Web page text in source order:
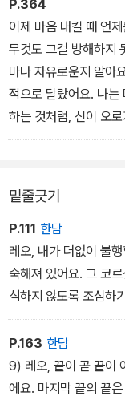
P.364
이제 마음 내킬 때 언
무것도 그걸 방해하지
마나 자유로운지 알아
적으로 달랐어요. 나는
하는 것처럼, 신이 오
렇게 당신을 볼 수 있었
밑줄긋기
P.111 한담
레오, 내가 더없이 불
숙해져 있어요. 그 코
식하지 않도록 조심하
P.163 한담
9) 레오, 끝이 곧 끝이
에요. 마지막 끝의 끝